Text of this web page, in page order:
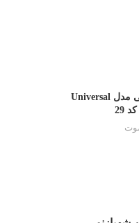
فوجیتسو باتری نیم قلمی مدل Universal